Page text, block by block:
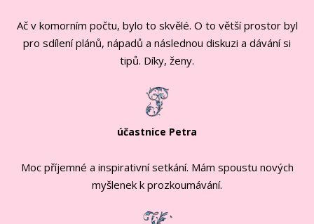
Ač v komorním počtu, bylo to skvělé. O to větší prostor byl
pro sdílení plánů, nápadů a následnou diskuzi a dávání si
tipů. Díky, ženy.
účastnice Petra
Moc příjemné a inspirativní setkání. Mám spoustu nových
myšlenek k prozkoumávání.